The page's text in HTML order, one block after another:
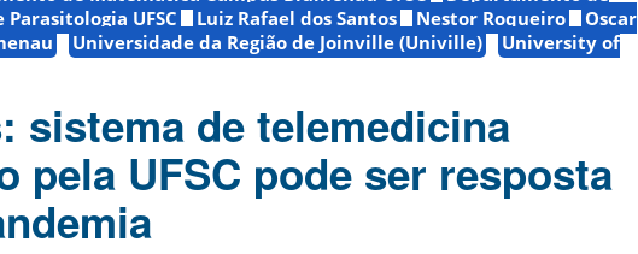
UFSC
Luiz Rafael dos Santos Nestor Roqueiro
Oscar
Universidade da Região de Joinville (Univille) University of
sistema de telemedicina
pela UFSC pode ser resposta